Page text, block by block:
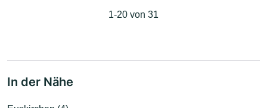
1-20 von 31
In der Nähe